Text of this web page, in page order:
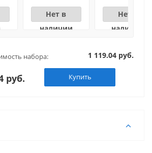
Нет в
наличии
Нет в
наличии
набора: 1 119.04 руб.
руб. Купить